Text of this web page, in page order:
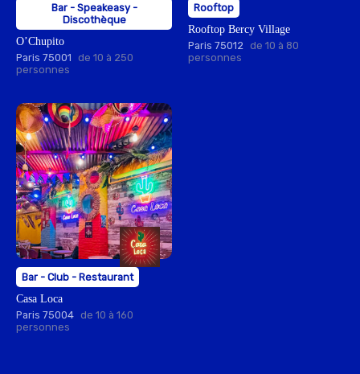
Bar - Speakeasy -
Discothèque
O’Chupito
Paris 75001
de 10 à 250
personnes
Rooftop
Rooftop Bercy Village
Paris 75012
de 10 à 80
personnes
Bar - Club - Restaurant
Casa Loca
Paris 75004 de 10 à 160
personnes